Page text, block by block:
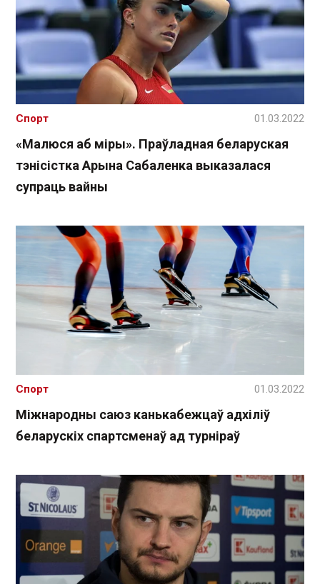
«Малюся аб міры». Праўладная беларуская
тэнісістка Арына Сабаленка выказалася
супраць вайны
Спорт 01.03.2022
Міжнародны саюз канькабежцаў адхіліў
беларускіх спартсменаў ад турніраў
Спорт 01.03.2022